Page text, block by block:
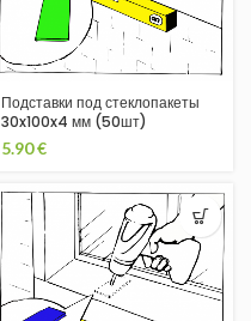
Подставки под стеклопакеты
30x100x4 мм (50шт)
5.90€